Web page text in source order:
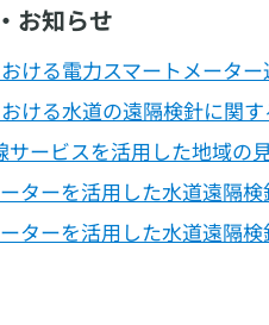
お知らせ
ける電力スマートメータ
ける水道の遠隔検針に関
サービスを活用した地域の
ターを活用した水道遠隔
ターを活用した水道遠隔